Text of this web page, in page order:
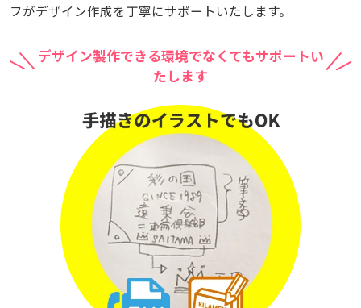
フがデザイン作成を丁寧にサポートいたします。
デザイン製作できる環境でなくてもサポートい
たします